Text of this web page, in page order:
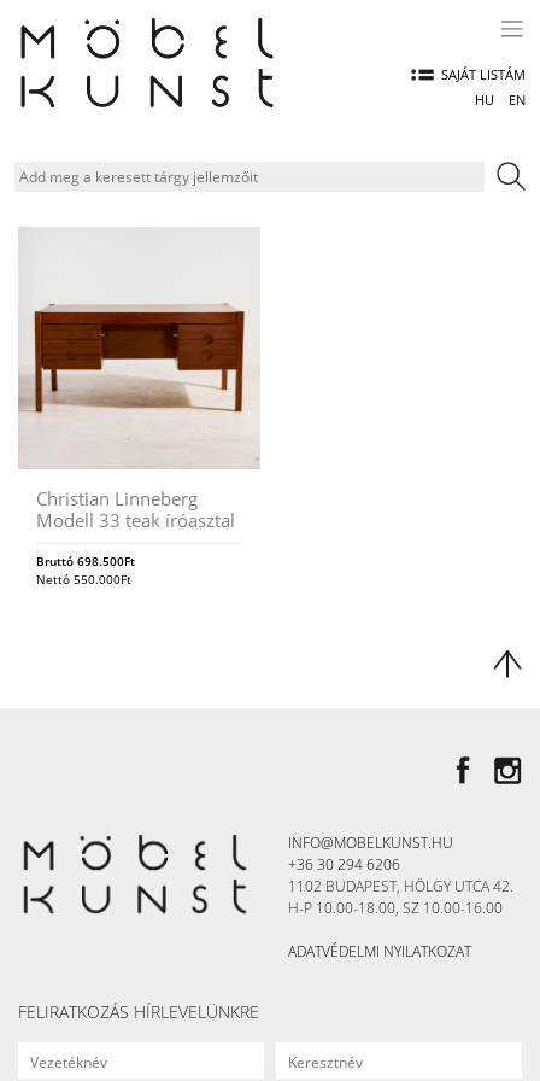
content
SAJÁT LISTÁM
HU
EN
Christian Linneberg
Modell 33 teak íróasztal
Bruttó 698.500Ft
Nettó 550.000Ft
INFO@MOBELKUNST.HU
+36 30 294 6206
1102 BUDAPEST, HÖLGY UTCA 42.
H-P 10.00-18.00, SZ 10.00-16.00
ADATVÉDELMI NYILATKOZAT
FELIRATKOZÁS HÍRLEVELÜNKRE